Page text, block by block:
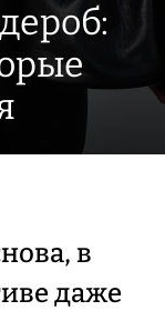
в
даже